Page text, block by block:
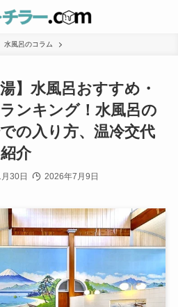
水風呂のコラム
】水風呂おすすめ・
ンキング！水風呂の
の入り方、温冷交代
介
30日 2026年7月9日